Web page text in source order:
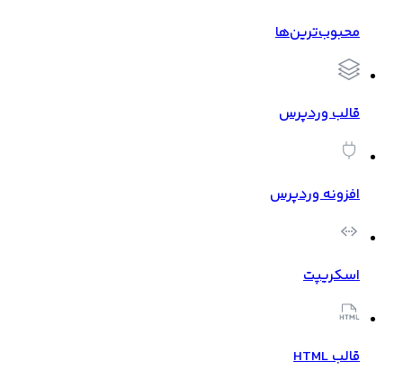
محبوب‌ترین‌ها
قالب وردپرس
افزونه وردپرس
اسکریپت
قالب HTML